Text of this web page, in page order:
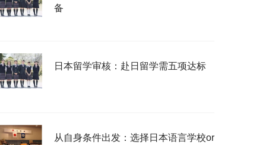
备
日本留学审核：赴日留学需五项达标
从自身条件出发：选择日本语言学校or